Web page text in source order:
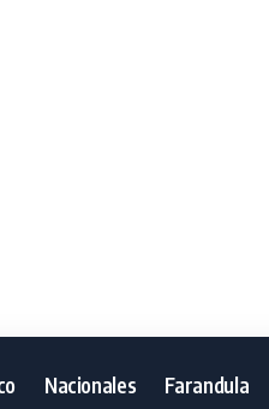
Nacionales Farandula